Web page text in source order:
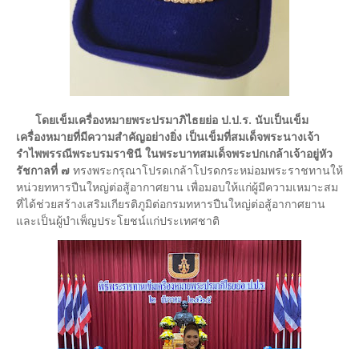
โดยเข็มเครื่องหมายพระปรมาภิไธยย่อ ป.ป.ร. นับเป็นเข็ม
เครื่องหมายที่มีความสำคัญอย่างยิ่ง เป็นเข็มที่สมเด็จพระนางเจ้า
รำไพพรรณีพระบรมราชินี ในพระบาทสมเด็จพระปกเกล้าเจ้าอยู่หัว
รัชกาลที่ ๗ ทรงพระกรุณาโปรดเกล้าโปรดกระหม่อมพระราชทานให้
หน่วยทหารปืนใหญ่ต่อสู้อากาศยาน เพื่อมอบให้แก่ผู้มีความเหมาะสม
ที่ได้ช่วยสร้างเสริมเกียรติภูมิต่อกรมทหารปืนใหญ่ต่อสู้อากาศยาน
และเป็นผู้บำเพ็ญประโยชน์แก่ประเทศชาติ